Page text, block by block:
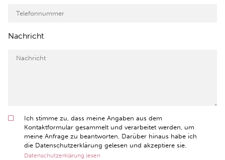
Nachricht
Ich stimme zu, dass meine Angaben aus dem
Kontaktformular gesammelt und verarbeitet werden, um
meine Anfrage zu beantworten. Darüber hinaus habe ich
die Datenschutzerklärung gelesen und akzeptiere sie.
Datenschutzerklärung lesen